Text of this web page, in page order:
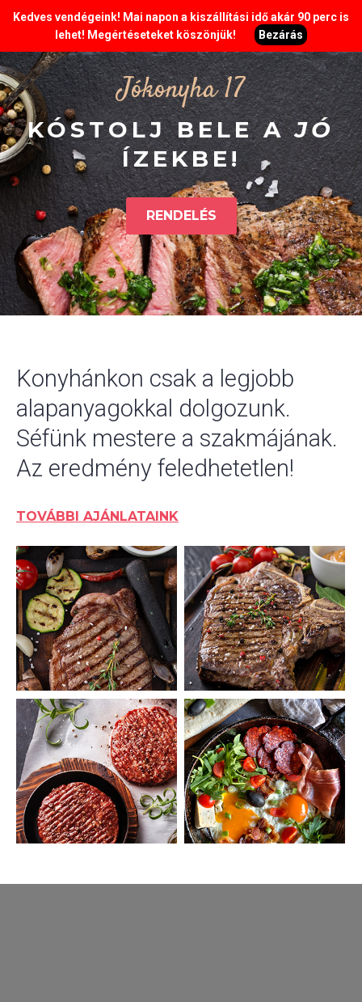
Jókonyha 17
KÓSTOLJ BELE AJÓ
ÍZEKBE!
RENDELÉS
Konyhánkon csak a legjobb
alapanyagokkal dolgozunk.
Séfünk mestere a szakmájának.
Az eredmény feledhetetlen!
TOVÁBBI AJÁNLATAINK
Kedves vendégeink! Mai napon a kiszállítási idő akár 90 perc is
lehet! Megértéseteket köszönjük!
Bezárás